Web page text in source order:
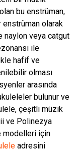
bu enstrüman,
olarak
naylon veya catgut
ile
hafif ve
olması
arasında
bulunur ve
çeşitli müzik
ve Polinezya
modelleri için
adresini